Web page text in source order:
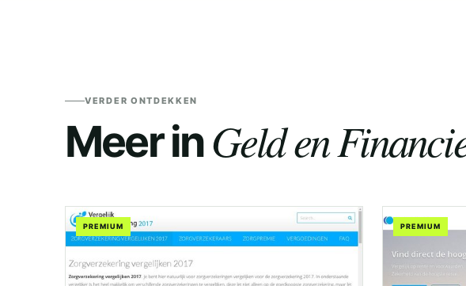
VERDER ONTDEKKEN
Meer inGeld en
PREMIUM PREMIUM